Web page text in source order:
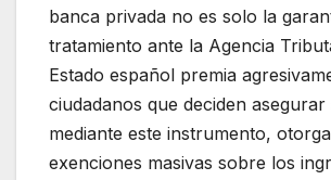
banca privada no es solo la
tratamiento ante la Agencia
Estado español premia
ciudadanos que deciden
mediante este instrumento,
exenciones masivas sobre los